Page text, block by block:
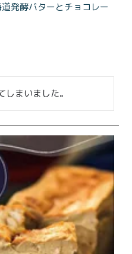
発酵バターとチョコレー
まいました。